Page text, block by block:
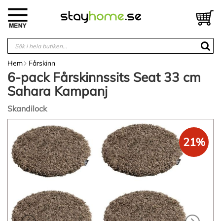
innehållet
Hem Fårskinn
6-pack Fårskinnssits Seat 33 cm
Sahara Kampanj
Skandilock
slutet
av
bildgalleriet
21%